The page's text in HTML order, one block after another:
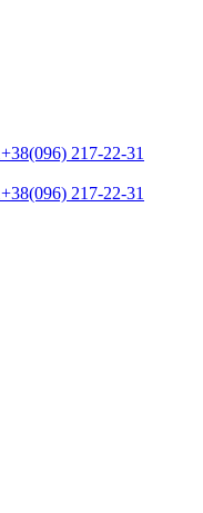
+38(096) 217-22-31
+38(096) 217-22-31